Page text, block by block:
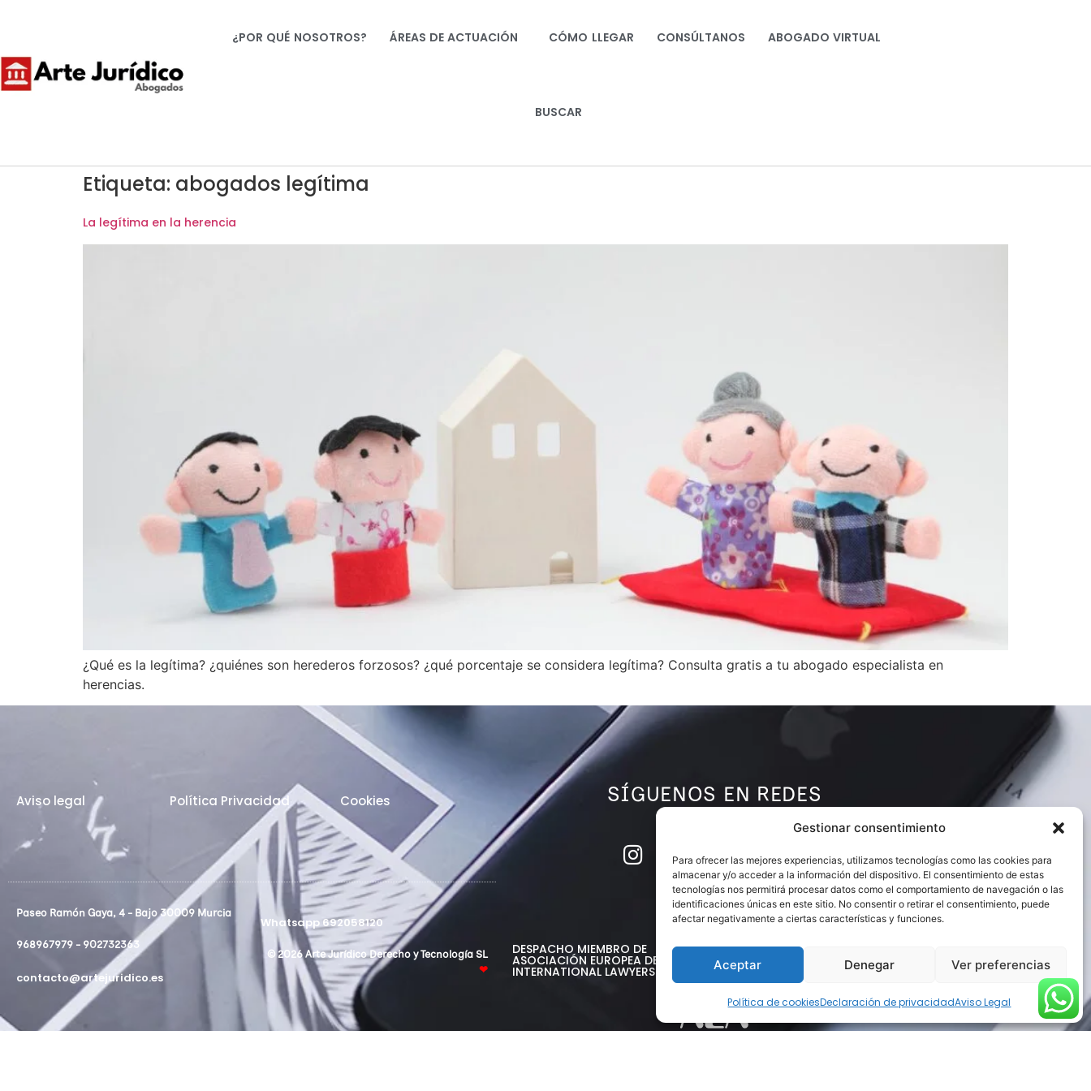
Gestionar consentimiento
Para ofrecer las mejores experiencias, utilizamos tecnologías como las cookies para
almacenar y/o acceder a la información del dispositivo. El consentimiento de estas
tecnologías nos permitirá procesar datos como el comportamiento de navegación o las
identificaciones únicas en este sitio. No consentir o retirar el consentimiento, puede
afectar negativamente a ciertas características y funciones.
Aceptar Denegar Ver preferencias
Política de cookiesDeclaración de privacidadAviso Legal
¿POR QUÉ NOSOTROS? ÁREAS DE ACTUACIÓN CÓMO LLEGAR CONSÚLTANOS ABOGADO VIRTUAL
BUSCAR
Etiqueta: abogados legítima
La legítima en la herencia
¿Qué es la legítima? ¿quiénes son herederos forzosos? ¿qué porcentaje se considera legítima? Consulta gratis a tu abogado especialista en
herencias.
Aviso legal Política Privacidad Cookies
Paseo Ramón Gaya, 4 - Bajo 30009 Murcia
968967979 - 902732363
contacto@artejuridico.es
Whatsapp 692058120
© 2026 Arte Jurídico Derecho y Tecnología SL
❤
SÍGUENOS EN REDES
DESPACHO MIEMBRO DE
ASOCIACIÓN EUROPEA DE ABOGADOS
INTERNATIONAL LAWYERS NETWORK